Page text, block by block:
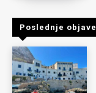
Poslednje objave